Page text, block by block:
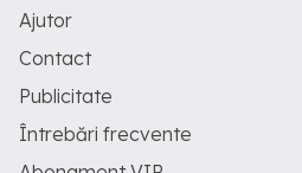
Ajutor
Contact
Publicitate
Întrebări frecvente